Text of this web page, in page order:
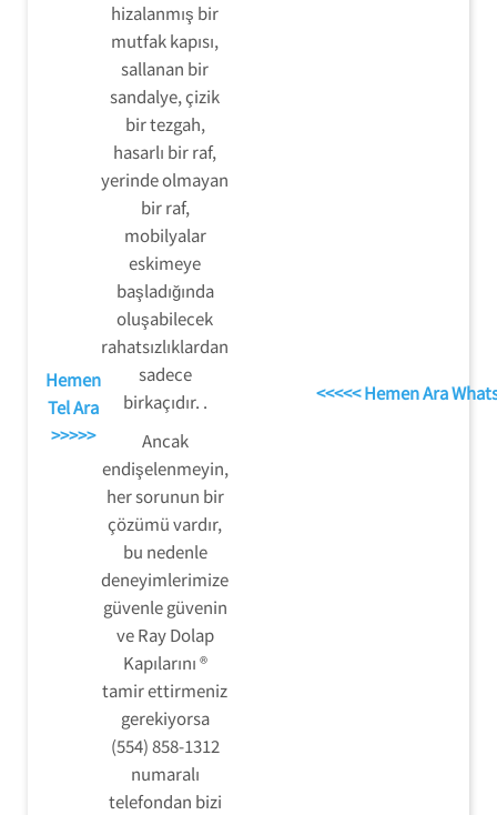
Hemen
Tel Ara
>>>>>
hizalanmış bir
mutfak kapısı,
sallanan bir
sandalye, çizik
bir tezgah,
hasarlı bir raf,
yerinde olmayan
bir raf,
mobilyalar
eskimeye
başladığında
oluşabilecek
rahatsızlıklardan
sadece
birkaçıdır. .
Ancak
endişelenmeyin,
her sorunun bir
çözümü vardır,
bu nedenle
deneyimlerimize
güvenle güvenin
ve Ray Dolap
Kapılarını ®
tamir ettirmeniz
gerekiyorsa
(554) 858-1312
numaralı
telefondan bizi
<<<<< Hemen Ara